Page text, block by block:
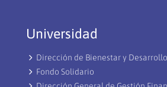
Universidad
Dirección de Bienestar y
Fondo Solidario